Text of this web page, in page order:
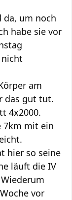
da, um noch
habe sie vor
am
das gut tut.
4x2000.
7km mit ein
hier so seine
läuft die IV
vor